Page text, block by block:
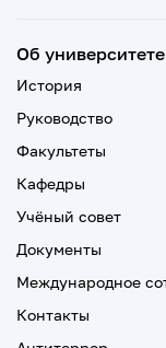
Об университете
История
Руководство
Факультеты
Кафедры
Учёный совет
Документы
Международное
Контакты